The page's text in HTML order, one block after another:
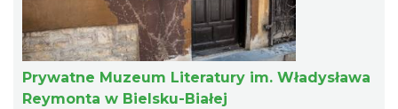
Prywatne Muzeum Literatury im. Władysława
Reymonta w Bielsku-Białej